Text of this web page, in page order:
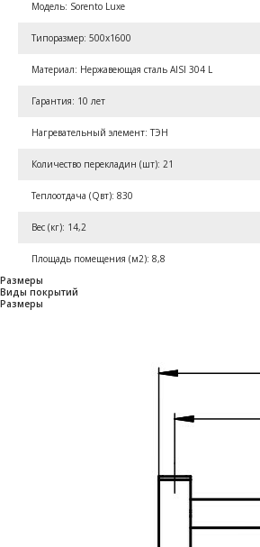
Модель: Sorento Luxe
Типоразмер: 500x1600
Материал: Нержавеющая сталь AISI 304 L
Гарантия: 10 лет
Нагревательный элемент: ТЭН
Количество перекладин (шт): 21
Теплоотдача (Qвт): 830
Вес (кг): 14,2
Площадь помещения (м2): 8,8
Размеры
Виды покрытий
Размеры